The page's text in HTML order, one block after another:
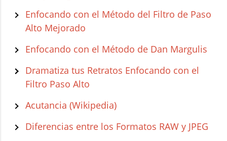
Enfocando con el Método del Filtro de Paso
Alto Mejorado
Enfocando con el Método de Dan Margulis
Dramatiza tus Retratos Enfocando con el
Filtro Paso Alto
Acutancia (Wikipedia)
Diferencias entre los Formatos RAW y JPEG